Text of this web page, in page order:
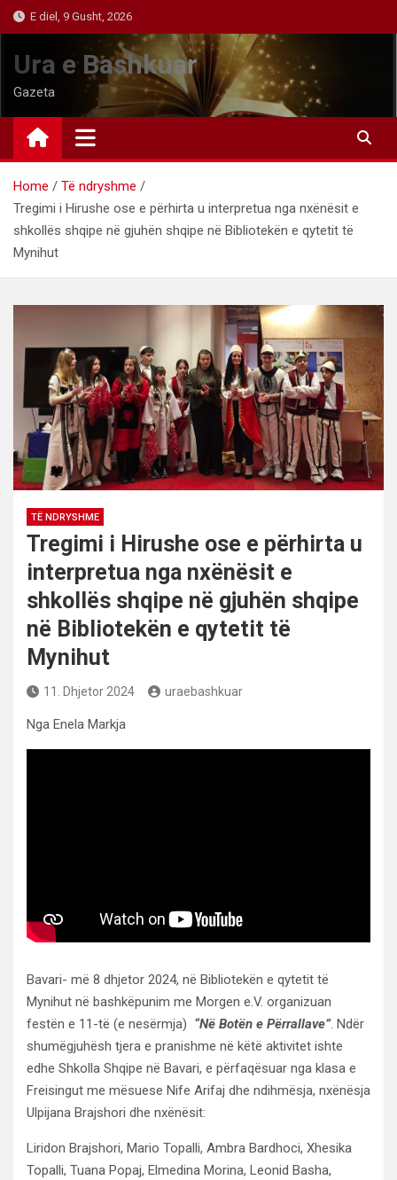
Skip
to
content
E diel, 9 Gusht, 2026
Ura e Bashkuar
Gazeta
Home
Të ndryshme
Tregimi i Hirushe ose e përhirta u interpretua nga nxënësit e
shkollës shqipe në gjuhën shqipe në Bibliotekën e qytetit të
Mynihut
TË NDRYSHME
Tregimi i Hirushe ose e përhirta u
interpretua nga nxënësit e
shkollës shqipe në gjuhën shqipe
në Bibliotekën e qytetit të
Mynihut
11. Dhjetor 2024 uraebashkuar
Nga Enela Markja
Bavari- më 8 dhjetor 2024, në Bibliotekën e qytetit të
Mynihut në bashkëpunim me Morgen e.V. organizuan
festën e 11-të (e nesërmja) “Në Botën e Përrallave”. Ndër
shumëgjuhësh tjera e pranishme në këtë aktivitet ishte
edhe Shkolla Shqipe në Bavari, e përfaqësuar nga klasa e
Freisingut me mësuese Nife Arifaj dhe ndihmësja, nxënësja
Ulpijana Brajshori dhe nxënësit:
Liridon Brajshori, Mario Topalli, Ambra Bardhoci, Xhesika
Topalli, Tuana Popaj, Elmedina Morina, Leonid Basha,